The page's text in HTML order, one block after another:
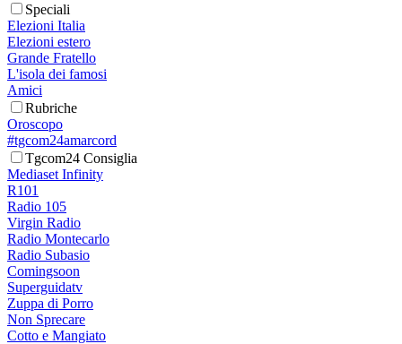
Speciali
Elezioni Italia
Elezioni estero
Grande Fratello
L'isola dei famosi
Amici
Rubriche
Oroscopo
#tgcom24amarcord
Tgcom24 Consiglia
Mediaset Infinity
R101
Radio 105
Virgin Radio
Radio Montecarlo
Radio Subasio
Comingsoon
Superguidatv
Zuppa di Porro
Non Sprecare
Cotto e Mangiato